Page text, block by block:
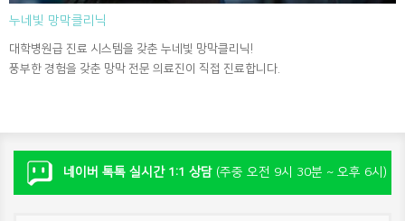
누네빛 망막클리닉
대학병원급 진료 시스템을 갖춘 누네빛 망막클리닉!
풍부한 경험을 갖춘 망막 전문 의료진이 직접 진료합니다.
네이버 톡톡 실시간 1:1 상담 (주중 오전 9시 30분 ~ 오후 6시)